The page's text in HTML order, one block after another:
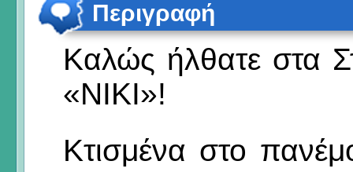
Περιγραφή
Καλώς ήλθατε στα
«ΝΙΚΙ»!
Κτισμένα στο